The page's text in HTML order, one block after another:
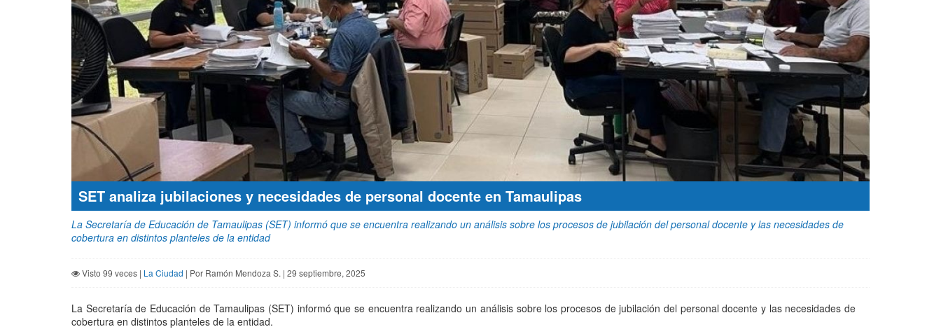
SET analiza jubilaciones y necesidades de personal docente en Tamaulipas
La Secretaría de Educación de Tamaulipas (SET) informó que se encuentra realizando un análisis sobre los procesos de jubilación del personal docente y las necesidades de
cobertura en distintos planteles de la entidad
Visto 99 veces | La Ciudad | Por Ramón Mendoza S. | 29 septiembre, 2025
La Secretaría de Educación de Tamaulipas (SET) informó que se encuentra realizando un análisis sobre los procesos de jubilación del personal docente y las necesidades de
cobertura en distintos planteles de la entidad.